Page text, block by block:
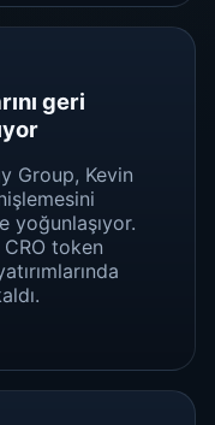
geri
Group, Kevin
yoğunlaşıyor.
token